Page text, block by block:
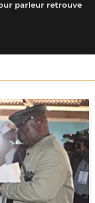
parleur retrouve